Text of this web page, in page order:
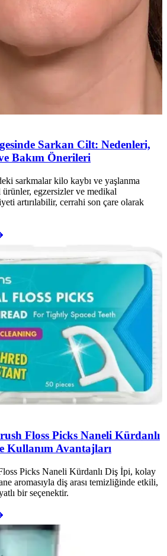
Sarkan Cilt: Nedenleri,
Bakım Önerileri
sarkmalar kilo kaybı ve yaşlanma
egzersizler ve medikal
artırılabilir, cerrahi son çare olarak
Floss Picks Naneli Kürdanlı
Kullanım Avantajları
Picks Naneli Kürdanlı Diş İpi, kolay
aromasıyla diş arası temizliğinde etkili,
bir seçenektir.